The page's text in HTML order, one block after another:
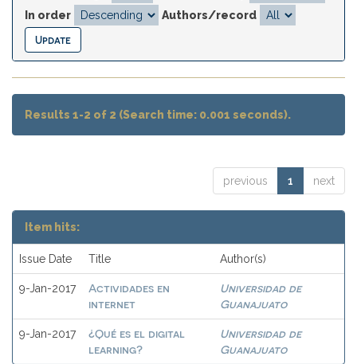
In order
Authors/record
Results 1-2 of 2 (Search time: 0.001 seconds).
previous 1 next
Item hits:
Issue Date Title Author(s)
9-Jan-2017
Actividades en
internet
Universidad de
Guanajuato
9-Jan-2017
¿Qué es el digital
learning?
Universidad de
Guanajuato